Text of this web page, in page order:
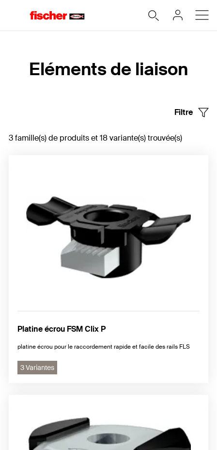
Eléments de liaison
Filtre
3 famille(s) de produits et 18 variante(s) trouvée(s)
Platine écrou FSM Clix P
platine écrou pour le raccordement rapide et facile des rails FLS
3 Variantes